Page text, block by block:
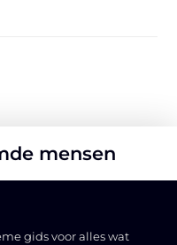
mensen
gids voor alles wat